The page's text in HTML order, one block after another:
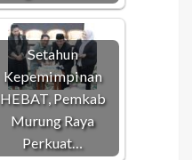
Setahun
Kepemimpinan
HEBAT, Pemkab
Murung Raya
Perkuat…